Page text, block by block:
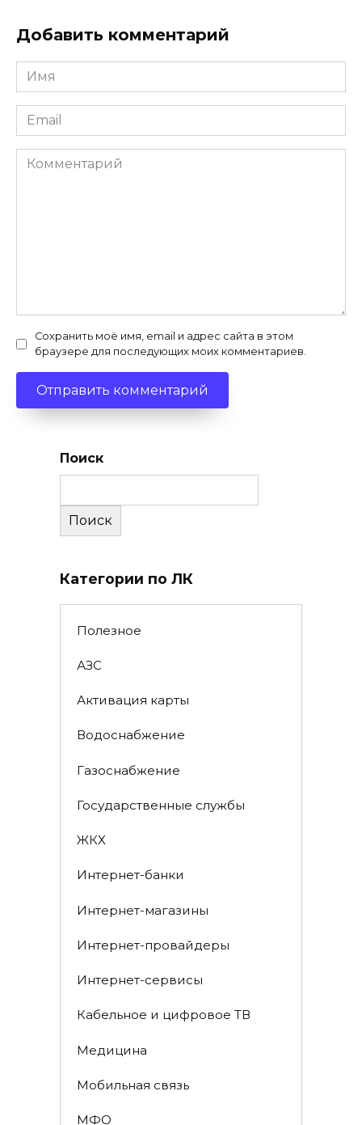
Добавить комментарий
Имя
*
Email
*
Комментарий
Сохранить моё имя, email и адрес сайта в этом
браузере для последующих моих комментариев.
Поиск
Поиск
Категории по ЛК
Полезное
АЗС
Активация карты
Водоснабжение
Газоснабжение
Государственные службы
ЖКХ
Интернет-банки
Интернет-магазины
Интернет-провайдеры
Интернет-сервисы
Кабельное и цифровое ТВ
Медицина
Мобильная связь
МФО